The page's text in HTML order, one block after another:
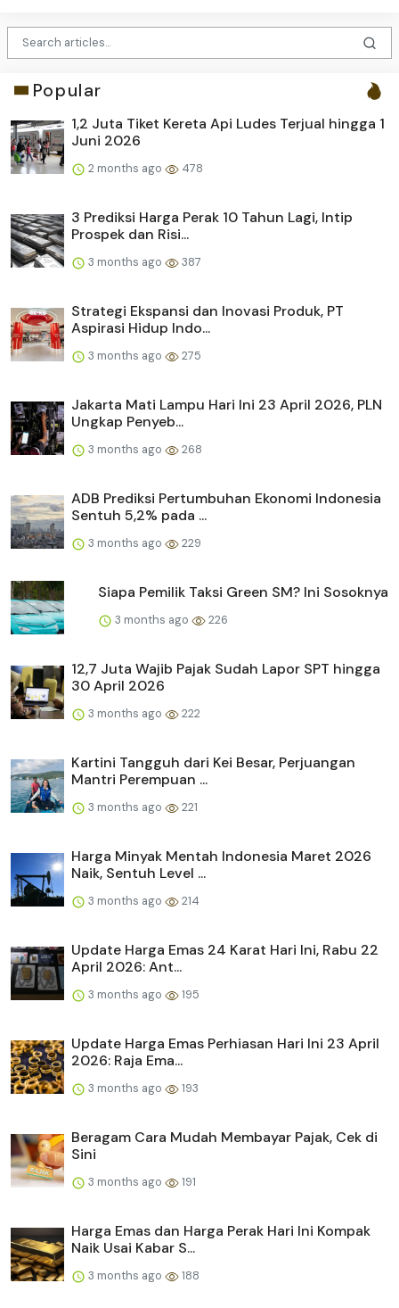
Popular
1,2 Juta Tiket Kereta Api Ludes Terjual hingga 1
Juni 2026
2 months ago 478
3 Prediksi Harga Perak 10 Tahun Lagi, Intip
Prospek dan Risi...
3 months ago 387
Strategi Ekspansi dan Inovasi Produk, PT
Aspirasi Hidup Indo...
3 months ago 275
Jakarta Mati Lampu Hari Ini 23 April 2026, PLN
Ungkap Penyeb...
3 months ago 268
ADB Prediksi Pertumbuhan Ekonomi Indonesia
Sentuh 5,2% pada ...
3 months ago 229
Siapa Pemilik Taksi Green SM? Ini Sosoknya
3 months ago 226
12,7 Juta Wajib Pajak Sudah Lapor SPT hingga
30 April 2026
3 months ago 222
Kartini Tangguh dari Kei Besar, Perjuangan
Mantri Perempuan ...
3 months ago 221
Harga Minyak Mentah Indonesia Maret 2026
Naik, Sentuh Level ...
3 months ago 214
Update Harga Emas 24 Karat Hari Ini, Rabu 22
April 2026: Ant...
3 months ago 195
Update Harga Emas Perhiasan Hari Ini 23 April
2026: Raja Ema...
3 months ago 193
Beragam Cara Mudah Membayar Pajak, Cek di
Sini
3 months ago 191
Harga Emas dan Harga Perak Hari Ini Kompak
Naik Usai Kabar S...
3 months ago 188